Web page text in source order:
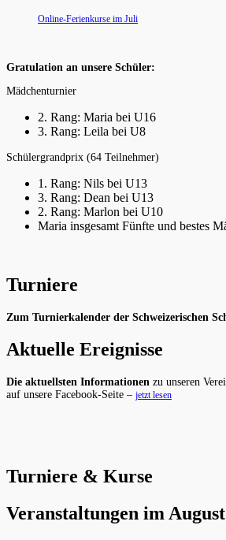
Online-Ferienkurse im Juli
Gratulation an unsere Schüler:
Mädchenturnier
2. Rang: Maria bei U16
3. Rang: Leila bei U8
Schülergrandprix (64 Teilnehmer)
1. Rang: Nils bei U13
3. Rang: Dean bei U13
2. Rang: Marlon bei U10
Maria insgesamt Fünfte und bestes
Turniere
Zum Turnierkalender der Schweizerischen
Aktuelle Ereignisse
Die aktuellsten Informationen zu unseren
auf unsere Facebook-Seite – jetzt lesen
Turniere & Kurse
Veranstaltungen im